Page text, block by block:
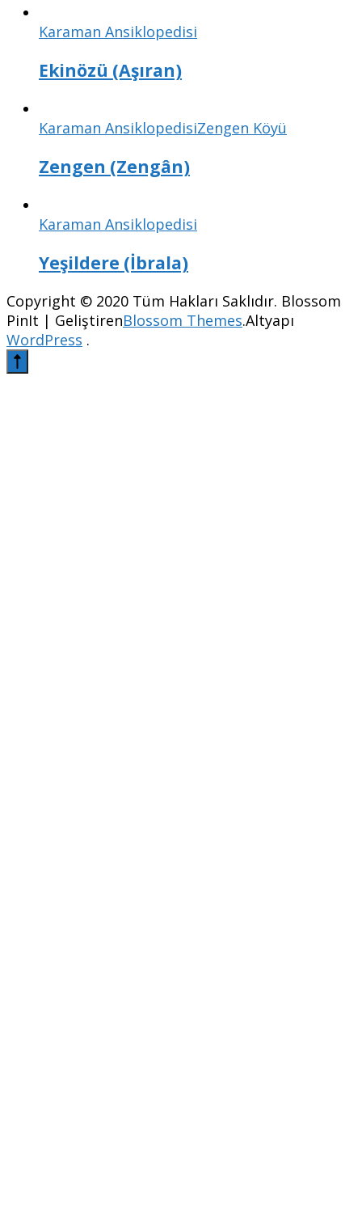
Karaman Ansiklopedisi
Ekinözü (Aşıran)
Karaman AnsiklopedisiZengen Köyü
Zengen (Zengân)
Karaman Ansiklopedisi
Yeşildere (İbrala)
Copyright © 2020 Tüm Hakları Saklıdır. Blossom
PinIt | GeliştirenBlossom Themes.Altyapı
WordPress .